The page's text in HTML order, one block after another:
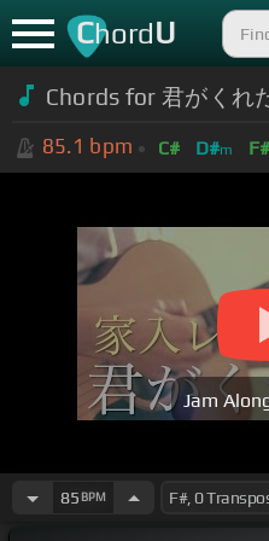
ChordU
Chords for 君がくれ
85.1 bpm C# D#m F#
Jam
85 BPM